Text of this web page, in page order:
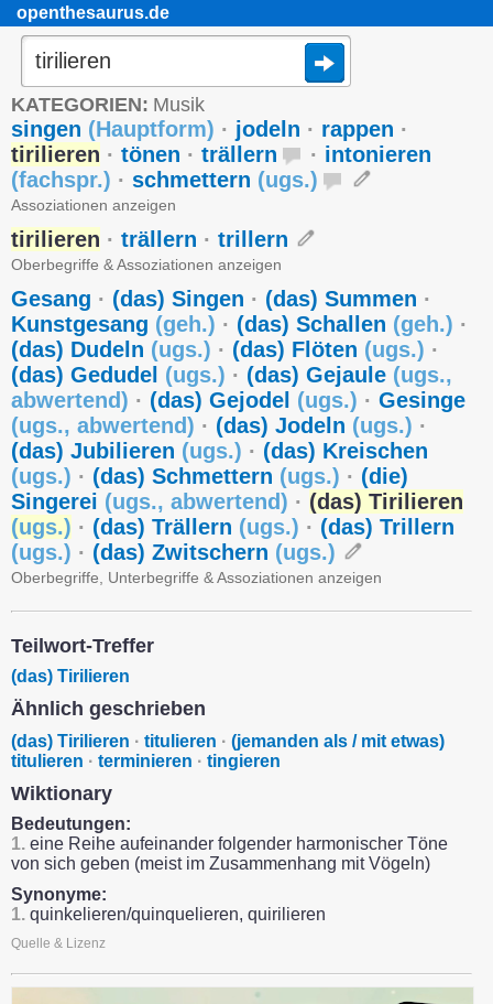
openthesaurus.de
KATEGORIEN: Musik
singen (Hauptform) · jodeln · rappen ·
tirilieren · tönen · trällern · intonieren
(fachspr.) · schmettern (ugs.)
Assoziationen anzeigen
tirilieren · trällern · trillern
Oberbegriffe & Assoziationen anzeigen
Gesang · (das) Singen · (das) Summen ·
Kunstgesang (geh.) · (das) Schallen (geh.) ·
(das) Dudeln (ugs.) · (das) Flöten (ugs.) ·
(das) Gedudel (ugs.) · (das) Gejaule (ugs.,
abwertend) · (das) Gejodel (ugs.) · Gesinge
(ugs., abwertend) · (das) Jodeln (ugs.) ·
(das) Jubilieren (ugs.) · (das) Kreischen
(ugs.) · (das) Schmettern (ugs.) · (die)
Singerei (ugs., abwertend) · (das) Tirilieren
(ugs.) · (das) Trällern (ugs.) · (das) Trillern
(ugs.) · (das) Zwitschern (ugs.)
Oberbegriffe, Unterbegriffe & Assoziationen anzeigen
Teilwort-Treffer
(das) Tirilieren
Ähnlich geschrieben
(das) Tirilieren · titulieren · (jemanden als / mit etwas)
titulieren · terminieren · tingieren
Wiktionary
Bedeutungen:
1. eine Reihe aufeinander folgender harmonischer Töne
von sich geben (meist im Zusammenhang mit Vögeln)
Synonyme:
1. quinkelieren/quinquelieren, quirilieren
Quelle & Lizenz